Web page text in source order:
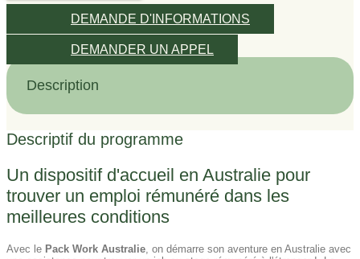
DEMANDE D'INFORMATIONS
DEMANDER UN APPEL
Description
Descriptif du programme
Un dispositif d'accueil en Australie pour
trouver un emploi rémunéré dans les
meilleures conditions
Avec le Pack Work Australie , on démarre son aventure en Australie avec